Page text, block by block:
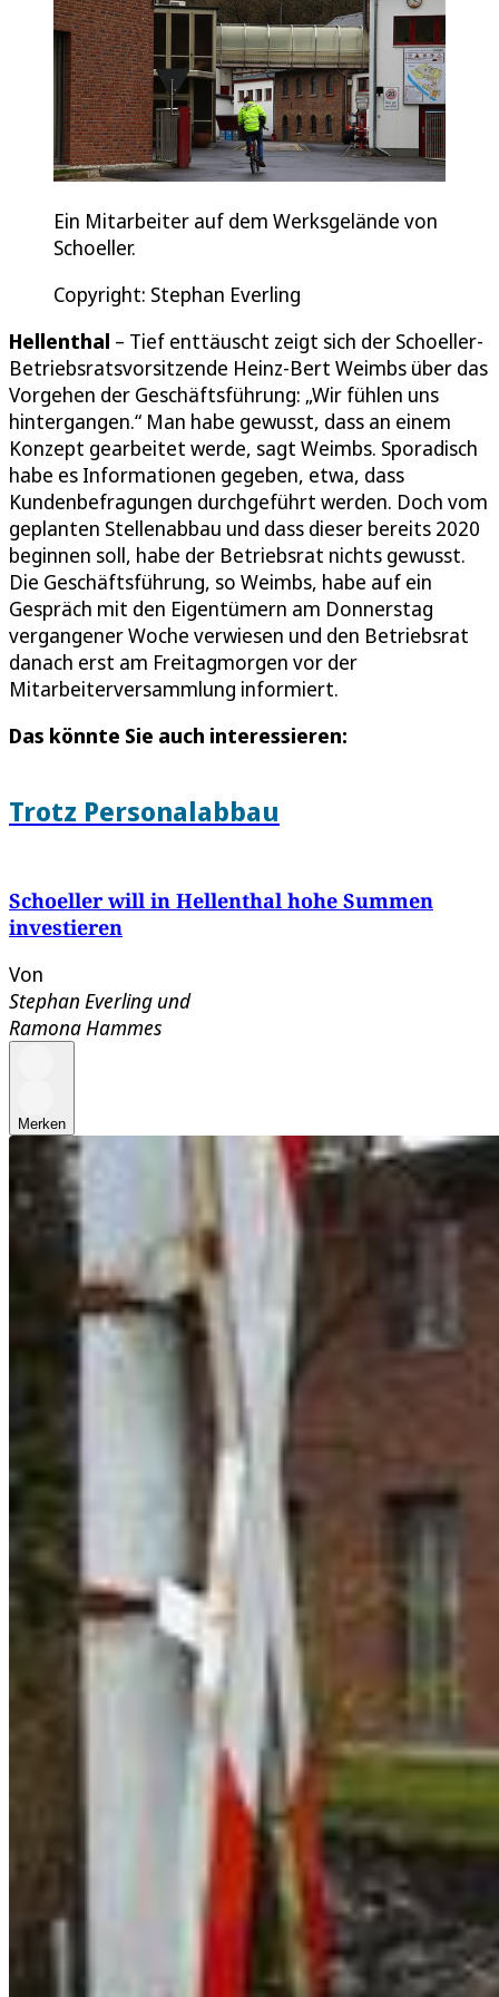
Ein Mitarbeiter auf dem Werksgelände von
Schoeller.
Copyright: Stephan Everling
Hellenthal – Tief enttäuscht zeigt sich der Schoeller-
Betriebsratsvorsitzende Heinz-Bert Weimbs über das
Vorgehen der Geschäftsführung: „Wir fühlen uns
hintergangen.“ Man habe gewusst, dass an einem
Konzept gearbeitet werde, sagt Weimbs. Sporadisch
habe es Informationen gegeben, etwa, dass
Kundenbefragungen durchgeführt werden. Doch vom
geplanten Stellenabbau und dass dieser bereits 2020
beginnen soll, habe der Betriebsrat nichts gewusst.
Die Geschäftsführung, so Weimbs, habe auf ein
Gespräch mit den Eigentümern am Donnerstag
vergangener Woche verwiesen und den Betriebsrat
danach erst am Freitagmorgen vor der
Mitarbeiterversammlung informiert.
Das könnte Sie auch interessieren:
Trotz Personalabbau
Schoeller will in Hellenthal hohe Summen
investieren
Von
Stephan Everling und
Ramona Hammes
Merken